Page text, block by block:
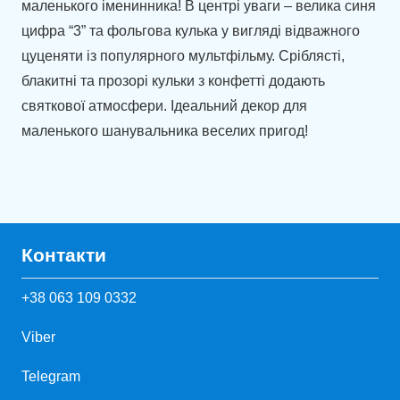
маленького іменинника! В центрі уваги – велика синя
цифра “3” та фольгова кулька у вигляді відважного
цуценяти із популярного мультфільму. Сріблясті,
блакитні та прозорі кульки з конфетті додають
святкової атмосфери. Ідеальний декор для
маленького шанувальника веселих пригод!
Контакти
+38 063 109 0332
Viber
Telegram